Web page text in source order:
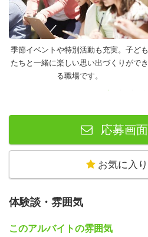
＊＊＊＊＊＊＊＊＊＊＊＊＊＊
【お任せするお仕事の内容】
・工作準備
・パソコンを使っての事務作業
・子どもサポート（一緒に体を
・プログラム（体験活動）の企
・お掃除などの環境整備
＊＊＊＊＊＊＊＊＊＊＊＊＊＊
13:00～：出勤／ミーティング、
季節イベントや特別活動も充実。子ども
たちと一緒に楽しい思い出づくりができ
る職場です。
応募画
お気に入
体験談・雰囲気
このアルバイトの雰囲気